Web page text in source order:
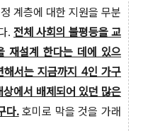
계층에 대한 지원을 무분
. 전체 사회의 불평등을 교
재설계 한다는 데에 있으
해서는 지금까지 4인 가구
에서 배제되어 있던 많은
다.호미로 막을 것을 가래